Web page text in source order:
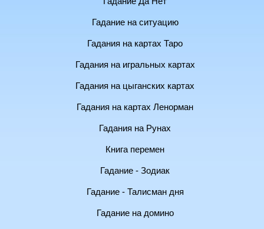
Гадание на ситуацию
Гадания на картах Таро
Гадания на игральных картах
Гадания на цыганских картах
Гадания на картах Ленорман
Гадания на Рунах
Книга перемен
Гадание - Зодиак
Гадание - Талисман дня
Гадание на домино